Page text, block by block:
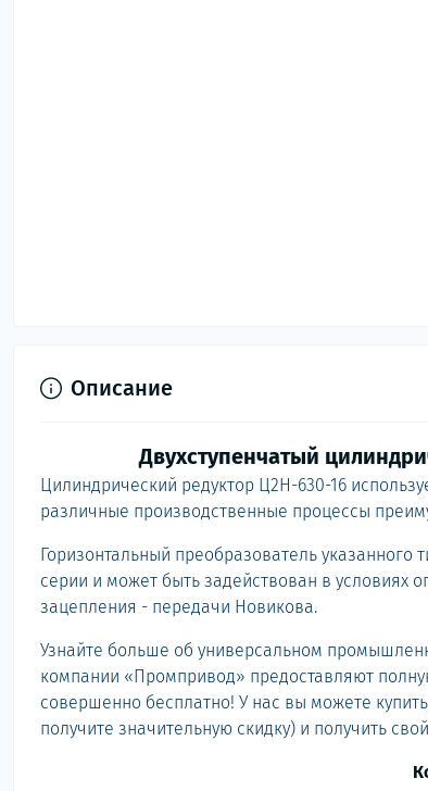
Описание
Двухступенчатый
Цилиндрический редуктор Ц2Н-630-16
различные производственные процессы
Горизонтальный преобразователь
серии и может быть задействован в условиях
зацепления - передачи Новикова.
Узнайте больше об универсальном
компании «Промпривод» предоставляют
совершенно бесплатно! У нас вы можете купить
получите значительную скидку) и получить